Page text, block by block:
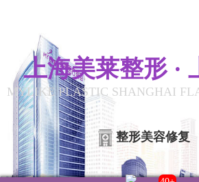
上海美莱整形 ·
MYLIKE PLASTIC SHANGHAI
整形美容修复